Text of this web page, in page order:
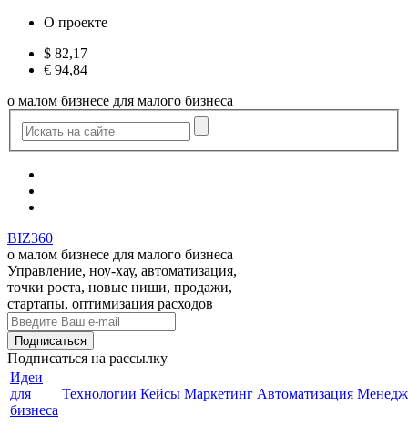
О проекте
$ 82,17
€ 94,84
о малом бизнесе для малого бизнеса
BIZ360
о малом бизнесе для малого бизнеса
Управление, ноу-хау, автоматизация,
точки роста, новые ниши, продажи,
стартапы, оптимизация расходов
Подписаться на рассылку
Идеи
для
бизнеса
Технологии Кейсы Маркетинг Автоматизация